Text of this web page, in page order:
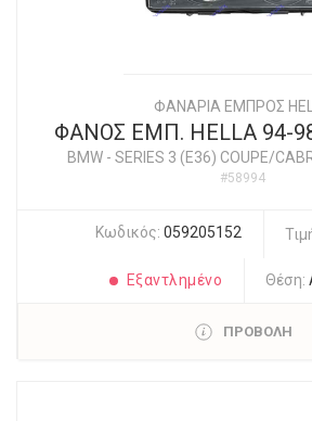
ΦΑΝΑΡΙΑ ΕΜΠΡΟΣ
ΦΑΝΟΣ ΕΜΠ. HELLA 94-
BMW - SERIES 3 (E36) COUPE/
#58994
Κωδικός: 059205152
Εξαντλημένο Θέση:
ΠΡΟΒΟΛΗ